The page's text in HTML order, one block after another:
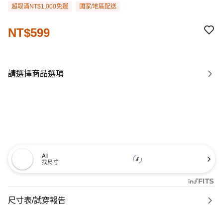
超取滿NT$1,000免運 國家/地區配送
NT$599
請選擇商品選項
AI
找尺寸
尺寸表/試穿報告